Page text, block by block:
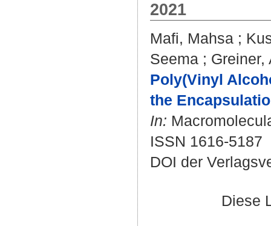
2021
Mafi, Mahsa ;
Seema ; Greiner,
Poly(Vinyl
the
In:
ISSN 1616-5187
DOI der
Diese